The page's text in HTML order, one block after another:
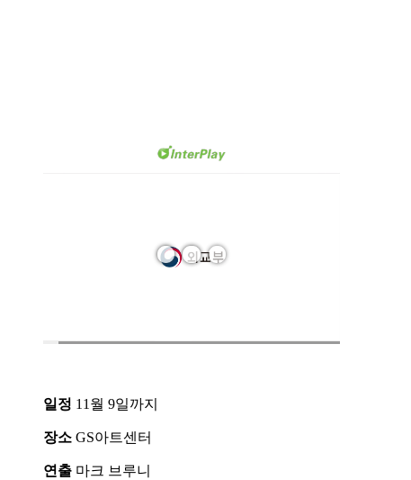
일정 11월 9일까지
장소 GS아트센터
연출 마크 브루니